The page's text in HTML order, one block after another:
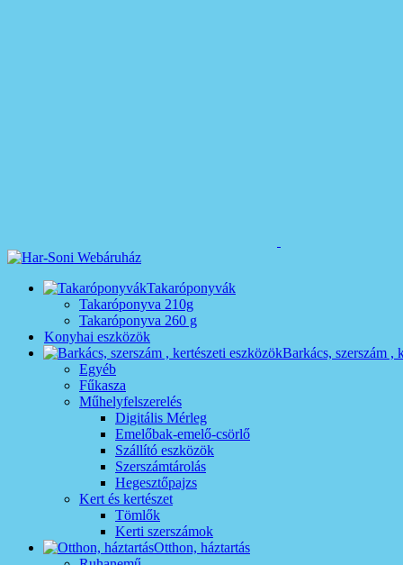
Takaróponyvák
Takaróponyva 210g
Takaróponyva 260 g
Konyhai eszközök
Barkács, szerszám ,
Egyéb
Fűkasza
Műhelyfelszerelés
Digitális Mérleg
Emelőbak-emelő-csörlő
Szállító eszközök
Szerszámtárolás
Hegesztőpajzs
Kert és kertészet
Tömlők
Kerti szerszámok
Otthon, háztartás